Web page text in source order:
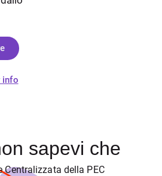
info
sapevi che
Centralizzata della PEC